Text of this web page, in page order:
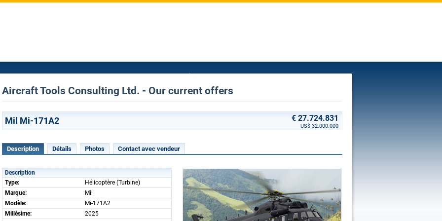
Aircraft Tools Consulting Ltd. - Our current offers
Mil Mi-171A2 € 27.724.831
US$ 32.000.000
Description Détails Photos Contact avec vendeur
Description
Type:
Hélicoptère (Turbine)
Marque:
Mil
Modèle:
Mi-171A2
Millésime:
2025